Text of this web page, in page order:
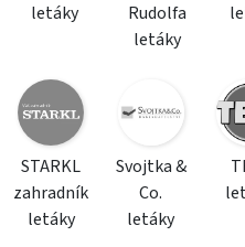
letáky
Rudolfa
letáky
STARKL
zahradník
letáky
Svojtka &
Co.
letáky